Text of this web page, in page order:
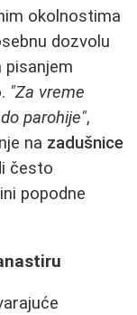
okolnostima
dozvolu
pisanjem
"Za vreme
parohije",
na zadušnice
često
popodne